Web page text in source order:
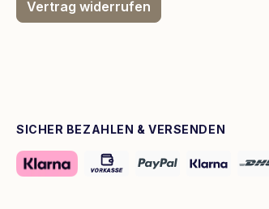
Vertrag widerrufen
SICHER BEZAHLEN & VERSENDEN